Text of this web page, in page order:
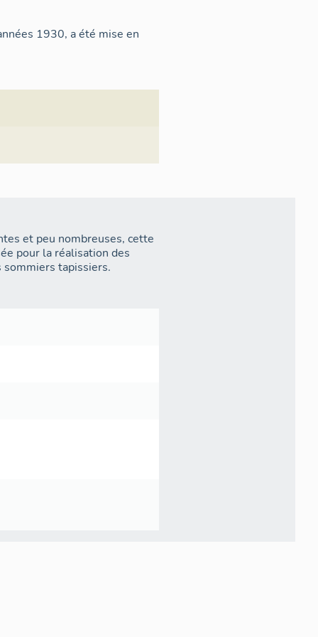
1930, a été mise en
et peu nombreuses, cette
pour la réalisation des
tapissiers.